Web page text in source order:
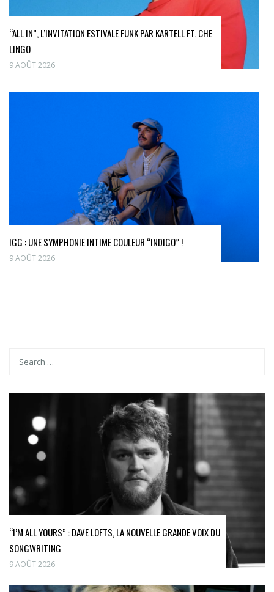
“ALL IN”, L’INVITATION ESTIVALE FUNK PAR KARTELL FT. CHE
LINGO
9 AOÛT 2026
IGG : UNE SYMPHONIE INTIME COULEUR “INDIGO” !
9 AOÛT 2026
“I’M ALL YOURS” : DAVE LOFTS, LA NOUVELLE GRANDE VOIX DU
SONGWRITING
9 AOÛT 2026